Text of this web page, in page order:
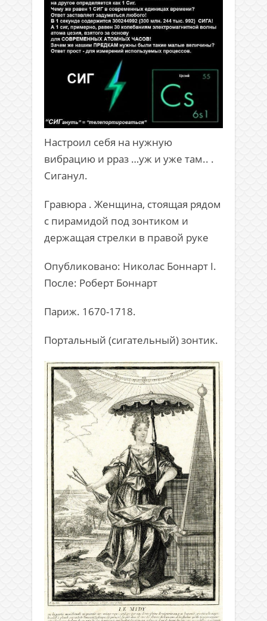
Настроил себя на нужную
вибрацию и рраз …уж и уже там.. .
Сиганул.
Гравюра . Женщина, стоящая рядом
с пирамидой под зонтиком и
держащая стрелки в правой руке
Опубликовано: Николас Боннарт I.
После: Роберт Боннарт
Париж. 1670-1718.
Портальный (сигательный) зонтик.